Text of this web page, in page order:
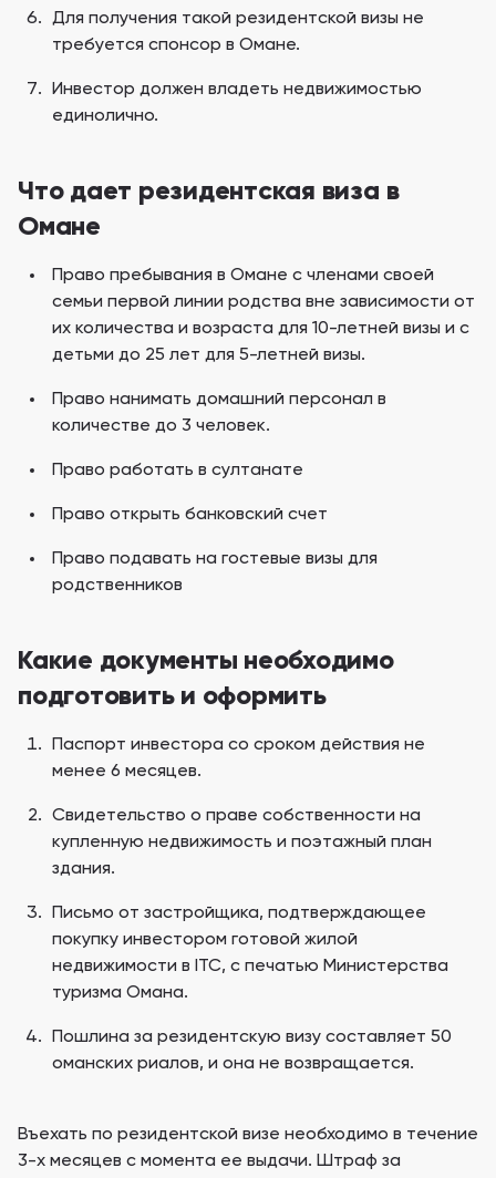
Для получения такой резидентской визы не
требуется спонсор в Омане.
Инвестор должен владеть недвижимостью
единолично.
Что дает резидентская виза в
Омане
Право пребывания в Омане с членами своей
семьи первой линии родства вне зависимости от
их количества и возраста для 10-летней визы и с
детьми до 25 лет для 5-летней визы.
Право нанимать домашний персонал в
количестве до 3 человек.
Право работать в султанате
Право открыть банковский счет
Право подавать на гостевые визы для
родственников
Какие документы необходимо
подготовить и оформить
Паспорт инвестора со сроком действия не
менее 6 месяцев.
Свидетельство о праве собственности на
купленную недвижимость и поэтажный план
здания.
Письмо от застройщика, подтверждающее
покупку инвестором готовой жилой
недвижимости в ITC, с печатью Министерства
туризма Омана.
Пошлина за резидентскую визу составляет 50
оманских риалов, и она не возвращается.
Въехать по резидентской визе необходимо в течение
3-х месяцев с момента ее выдачи. Штраф за